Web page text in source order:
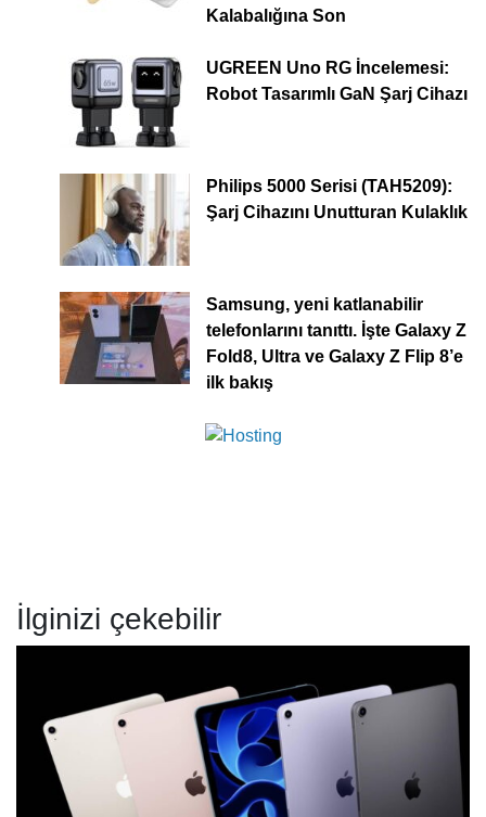
Kalabalığına Son
UGREEN Uno RG İncelemesi:
Robot Tasarımlı GaN Şarj Cihazı
Philips 5000 Serisi (TAH5209):
Şarj Cihazını Unutturan Kulaklık
Samsung, yeni katlanabilir
telefonlarını tanıttı. İşte Galaxy Z
Fold8, Ultra ve Galaxy Z Flip 8’e
ilk bakış
İlginizi çekebilir